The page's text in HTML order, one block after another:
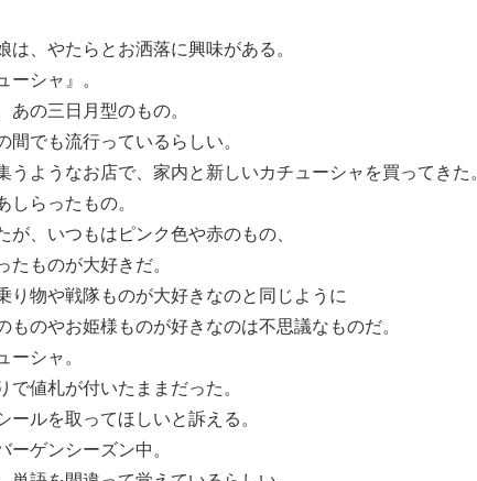
は、やたらとお洒落に興味がある。
シャ』。
の三日月型のもの。
間でも流行っているらしい。
うようなお店で、家内と新しいカチューシャを買ってきた。
らったもの。
が、いつもはピンク色や赤のもの、
ものが大好きだ。
り物や戦隊ものが大好きなのと同じように
ものやお姫様ものが好きなのは不思議なものだ。
シャ。
で値札が付いたままだった。
ールを取ってほしいと訴える。
ゲンシーズン中。